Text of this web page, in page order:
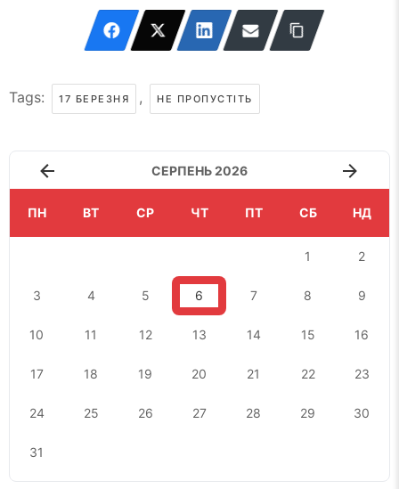
Tags: 17 БЕРЕЗНЯ , НЕ ПРОПУСТІТЬ
СЕРПЕНЬ 2026
ПН ВТ СР ЧТ ПТ СБ НД
1 2
3 4 5 6 7 8 9
10 11 12 13 14 15 16
17 18 19 20 21 22 23
24 25 26 27 28 29 30
31